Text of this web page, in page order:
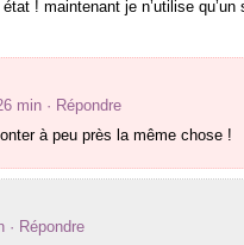
! maintenant je n’utilise
min · Répondre
à peu près la même chose !
· Répondre